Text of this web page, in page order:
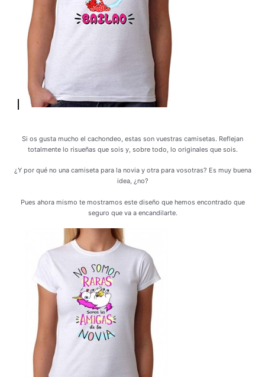
Si os gusta mucho el cachondeo, estas son vuestras camisetas. Reflejan
totalmente lo risueñas que sois y, sobre todo, lo originales que sois.
¿Y por qué no una camiseta para la novia y otra para vosotras? Es muy buena
idea, ¿no?
Pues ahora mismo te mostramos este diseño que hemos encontrado que
seguro que va a encandilarte.